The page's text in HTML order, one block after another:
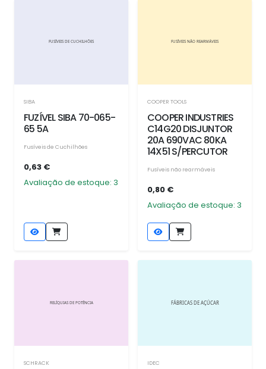
SIBA
FUZÍVEL SIBA 70-065-
65 5A
Fusíveis de Cuchilhões
0,63 €
Avaliação de estoque: 3
COOPER TOOLS
COOPER INDUSTRIES
C14G20 DISJUNTOR
20A 690VAC 80KA
14X51 S/PERCUTOR
Fusíveis não rearmáveis
0,80 €
Avaliação de estoque: 3
SCHRACK IDEC